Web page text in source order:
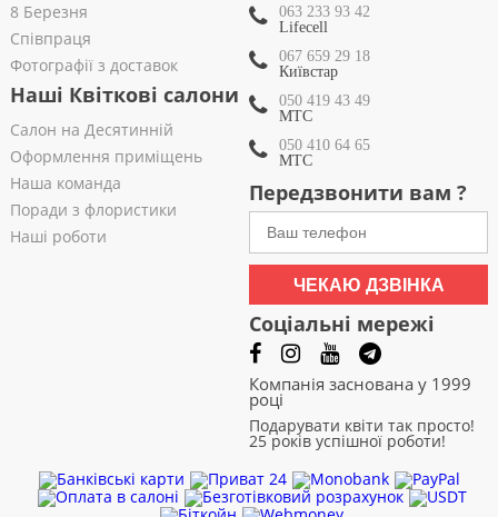
8 Березня
Співпраця
Фотографії з доставок
Наші Квіткові салони
Салон на Десятинній
Оформлення приміщень
Наша команда
Поради з флористики
Наші роботи
063 233 93 42
Lifecell
067 659 29 18
Київстар
050 419 43 49
МТС
050 410 64 65
МТС
Передзвонити вам ?
ЧЕКАЮ ДЗВІНКА
Соціальні мережі
Компанія заснована у 1999
році
Подарувати квіти так просто!
25 років успішної роботи!